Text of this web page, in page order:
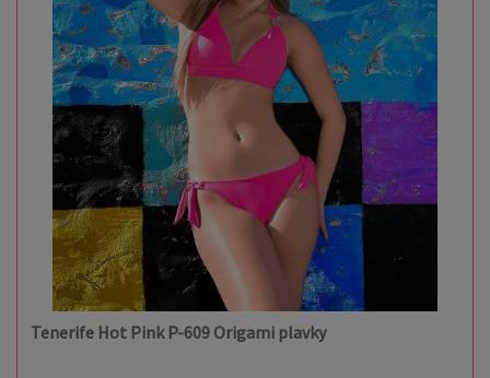
Tenerife Hot Pink P-609 Origami plavky